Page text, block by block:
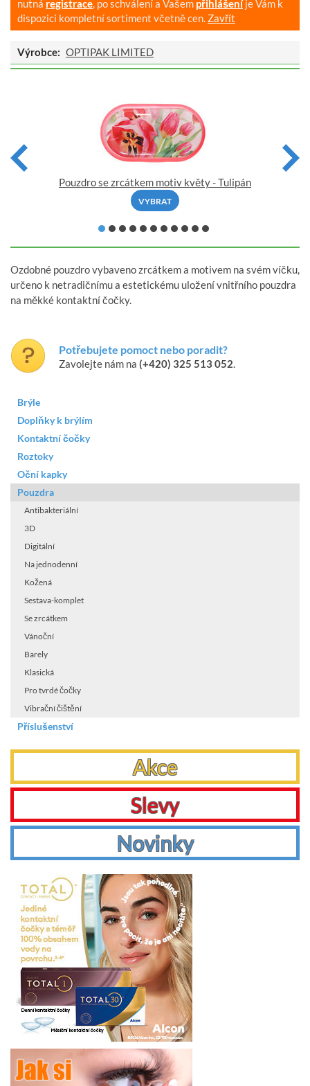
nutná registrace, po schválení a Vašem přihlášeníje Vám k
dispozici kompletní sortiment včetně cen. Zavřít
Výrobce: OPTIPAK LIMITED
Pouzdro se zrcátkem motiv květy - Tulipán
VYBRAT
Ozdobné pouzdro vybaveno zrcátkem a motivem na svém víčku,
určeno k netradičnímu a estetickému uložení vnitřního pouzdra
na měkké kontaktní čočky.
Potřebujete pomoct nebo poradit?
Zavolejte nám na (+420) 325 513 052.
Brýle
Doplňky k brýlím
Kontaktní čočky
Roztoky
Oční kapky
Pouzdra
Antibakteriální
3D
Digitální
Na jednodenní
Kožená
Sestava-komplet
Se zrcátkem
Vánoční
Barely
Klasická
Pro tvrdé čočky
Vibrační čištění
Příslušenství
Akce
Slevy
Novinky